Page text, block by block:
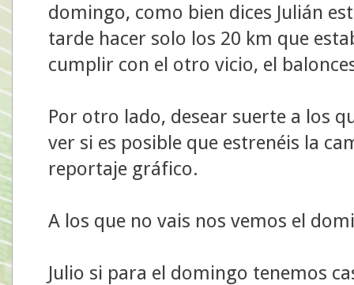
domingo, como bien dices Julián
tarde hacer solo los 20 km que
cumplir con el otro vicio, el
Por otro lado, desear suerte a los
ver si es posible que estrenéis la
reportaje gráfico.
A los que no vais nos vemos el
Julio si para el domingo tenemos